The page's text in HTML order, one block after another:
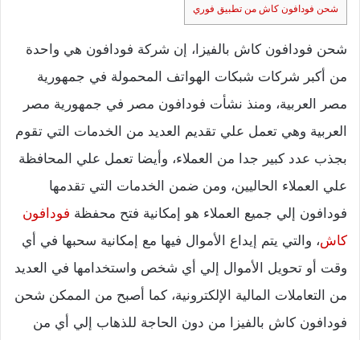
شحن فودافون كاش من تطبيق فوري
شحن فودافون كاش بالفيزا، إن شركة فودافون هي واحدة
من أكبر شركات شبكات الهواتف المحمولة في جمهورية
مصر العربية، ومنذ نشأت فودافون مصر في جمهورية مصر
العربية وهي تعمل علي تقديم العديد من الخدمات التي تقوم
بجذب عدد كبير جدا من العملاء، وأيضا تعمل علي المحافظة
علي العملاء الحاليين، ومن ضمن الخدمات التي تقدمها
فودافون إلي جميع العملاء هو إمكانية فتح محفظة فودافون
كاش، والتي يتم إيداع الأموال فيها مع إمكانية سحبها في أي
وقت أو تحويل الأموال إلي أي شخص واستخدامها في العديد
من التعاملات المالية الإلكترونية، كما أصبح من الممكن شحن
فودافون كاش بالفيزا من دون الحاجة للذهاب إلي أي من